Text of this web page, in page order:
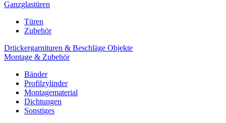
Ganzglastüren
Türen
Zubehör
Drückergarnituren & Beschläge Objekte
Montage & Zubehör
Bänder
Profilzylinder
Montagematerial
Dichtungen
Sonstiges